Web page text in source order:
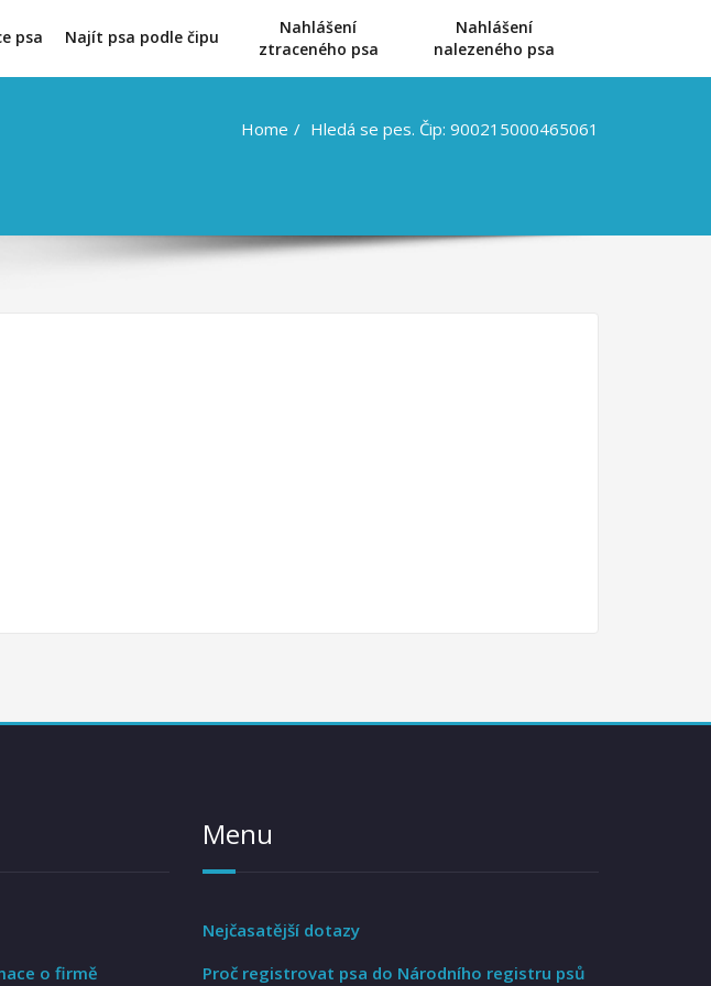
psa Najít psa podle čipu
Nahlášení
ztraceného psa
Nahlášení
nalezeného psa
Home Hledá se pes. Čip: 900215000465061
o firmě
Menu
Nejčasatější dotazy
Proč registrovat psa do Národního registru psů